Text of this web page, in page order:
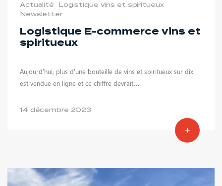
Actualité
Logistique vins et spiritueux
Newsletter
Logistique E-commerce vins et
spiritueux
Aujourd’hui, plus d’une bouteille de vins et spiritueux sur dix
est vendue en ligne et ce chiffre devrait…
14 décembre 2023